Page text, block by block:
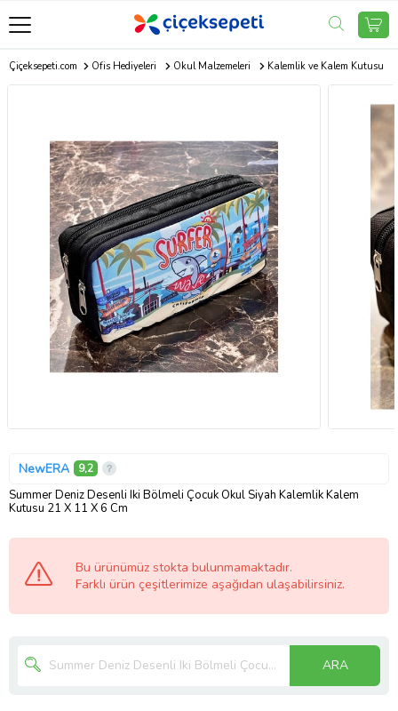
Çiçeksepeti.com Ofis Hediyeleri Okul Malzemeleri Kalemlik ve Kalem Kutusu
NewERA 9,2
Summer Deniz Desenli Iki Bölmeli Çocuk Okul Siyah Kalemlik Kalem
Kutusu 21 X 11 X 6 Cm
Bu ürünümüz stokta bulunmamaktadır.
Farklı ürün çeşitlerimize aşağıdan ulaşabilirsiniz.
ARA